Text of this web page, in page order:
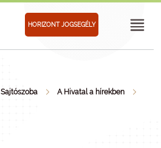
HORIZONT JOGSEGÉLY
Sajtószoba
A Hivatal a hírekben